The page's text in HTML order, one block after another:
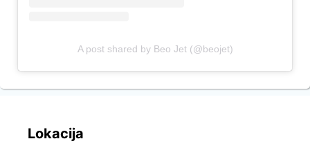
A post shared by Beo Jet (@beojet)
Lokacija